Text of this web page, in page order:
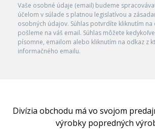
Vaše osobné údaje (email) budeme
účelom v súlade s platnou legislatívou a
osobných údajov. Súhlas potvrdíte kliknutím na
pošleme na váš email. Súhlas môžete
písomne, emailom alebo kliknutím na odkaz z
informačného emailu.
Divízia obchodu má vo svojom
výrobky popredných